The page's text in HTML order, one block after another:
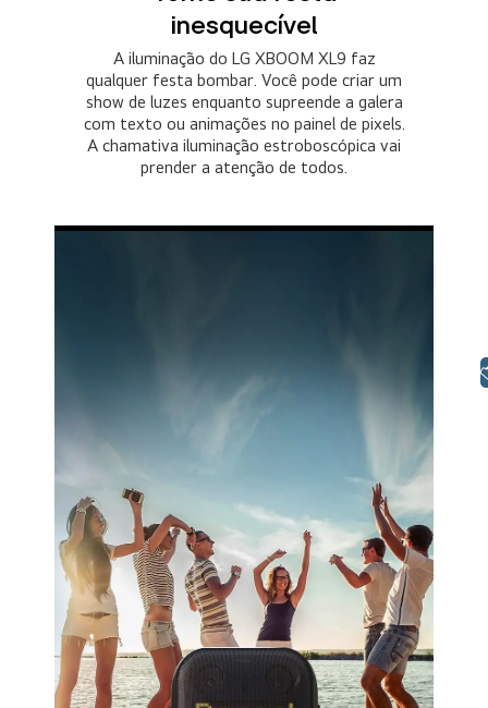
inesquecível
A iluminação do LG XBOOM XL9 faz
qualquer festa bombar. Você pode criar um
show de luzes enquanto supreende a galera
com texto ou animações no painel de pixels.
A chamativa iluminação estroboscópica vai
prender a atenção de todos.